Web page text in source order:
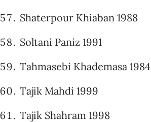
Shaterpour Khiaban 1988
Soltani Paniz 1991
Tahmasebi Khademasa 1984
Tajik Mahdi 1999
Tajik Shahram 1998